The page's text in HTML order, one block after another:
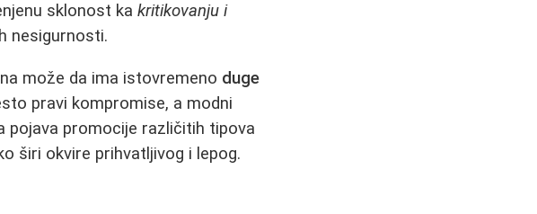
sklonost kakritikovanju i
nesigurnosti.
može da ima istovremeno duge
pravi kompromise, a modni
pojava promocije različitih tipova
širi okvire prihvatljivog i lepog.